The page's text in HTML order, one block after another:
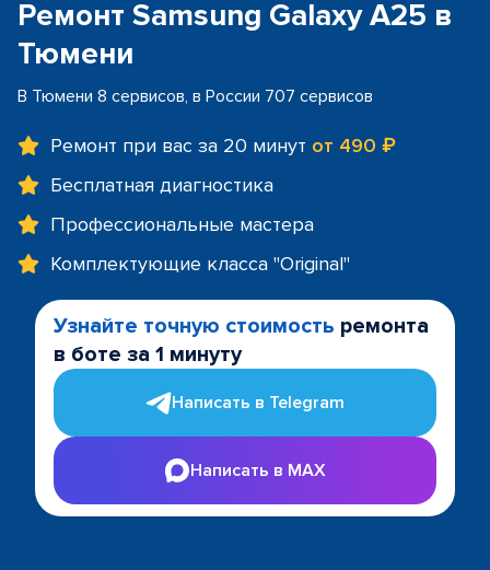
Ремонт Samsung Galaxy A25 в
Тюмени
В Тюмени 8 сервисов, в России 707 сервисов
Ремонт при вас за 20 минут от 490 ₽
Бесплатная диагностика
Профессиональные мастера
Комплектующие класса "Original"
Узнайте точную стоимость ремонта
в боте за 1 минуту
Написать в Telegram
Написать в MAX